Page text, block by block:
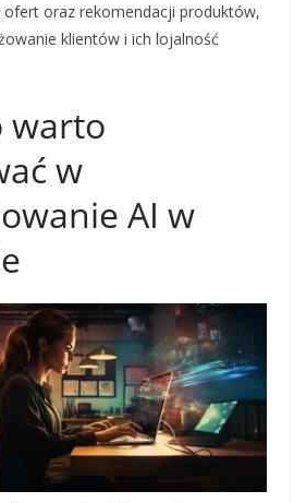
ofert oraz rekomendacji produktów,
klientów i ich lojalność
warto
w
AI w